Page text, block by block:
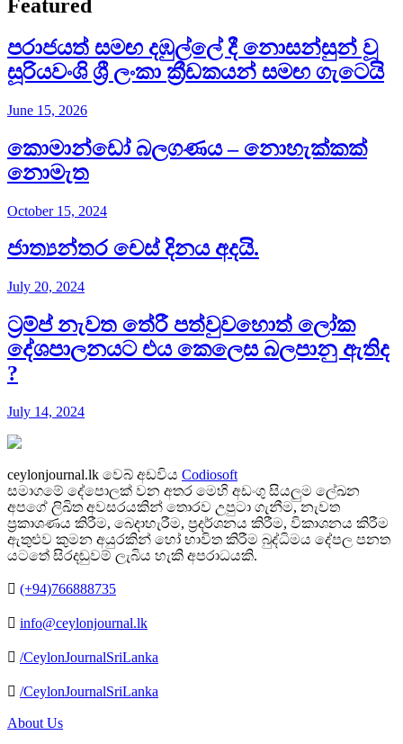
Featured
පරාජයත් සමඟ දඹුල්ලේ දී නොසන්සුන් වූ
සූරියවංශි ශ්‍රී ලංකා ක්‍රීඩකයන් සමඟ ගැටෙයි
June 15, 2026
කොමාන්ඩෝ බලගණය – නොහැක්කක්
නොමැත​
October 15, 2024
ජාත්‍යන්තර චෙස් දිනය අදයි.
July 20, 2024
ට්‍රම්ප් නැවත තේරී පත්වුවහොත් ලෝක
දේශපාලනයට එය කෙලෙස බලපානු ඇතිද​
?
July 14, 2024
ceylonjournal.lk වෙබ් අඩවිය Codiosoft
සමාගමේ දේපොලක් වන අතර මෙහි අඩංගු සියලුම ලේඛන
අපගේ ලිඛිත අවසරයකින් තොරව උපුටා ගැනීම, නැවත
ප්‍රකාශණය කිරීම, බෙදාහැරීම, ප්‍රදර්ශනය කිරීම, විකාශනය කිරීම
ඇතුළුව කුමන අයුරකින් හෝ භාවිත කිරීම බුද්ධිමය දේපල පනත
යටතේ සිරදඬුවම් ලැබිය හැකි අපරාධයකි.
(+94)766888735
info@ceylonjournal.lk
/CeylonJournalSriLanka
/CeylonJournalSriLanka
About Us